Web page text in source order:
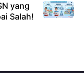
yang
Salah!